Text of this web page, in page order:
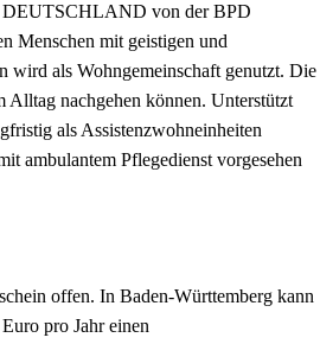
DEUTSCHLAND von der BPD
Menschen mit geistigen und
wird als Wohngemeinschaft genutzt. Die
nachgehen können. Unterstützt
als Assistenzwohneinheiten
ambulantem Pflegedienst vorgesehen
offen. In Baden-Württemberg kann
pro Jahr einen